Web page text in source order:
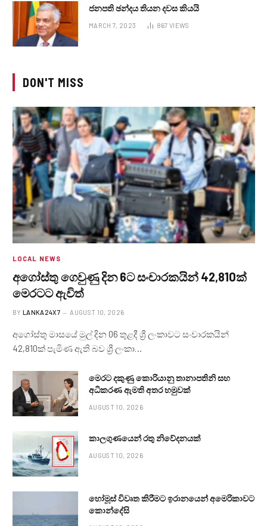
ජනපති ඡන්දය තියන දවස කියයි
MARCH 7, 2023 867 VIEWS
DON'T MISS
LOCAL NEWS
අගෝස්තු ගෙවුණු දින 6ට සංචාරකයින් 42,810ක්
මෙරටට ඇවිත්
BY LANKA24X7 AUGUST 10, 2026
අගෝස්තු මාසයේ මුල් දින 06 තුළදී ශ්‍රී ලංකාවට සංචාරකයින්
42,810ක් පැමිණ ඇති බව ශ්‍රී ලංකා…
මෙරට දකුණු කොරියානු තානාපතිනි සහ
අධිකරණ ඇමති අතර හමුවක්
AUGUST 10, 2026
කාලගුණයෙන් ‍රතු නිවේදනයක්
AUGUST 10, 2026
හෝමූස් විවෘත කිරීමට ඉරානයෙන් අමෙරිකාවට
කොන්දේසි